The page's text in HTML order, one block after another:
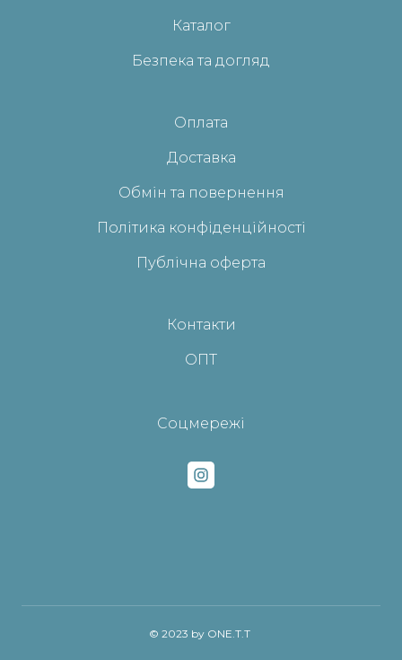
Каталог
Безпека та догляд
Оплата
Доставка
Обмін та повернення
Політика конфіденційності
Публічна оферта
Контакти
ОПТ
Соцмережі
© 2023 by ONE.T.T